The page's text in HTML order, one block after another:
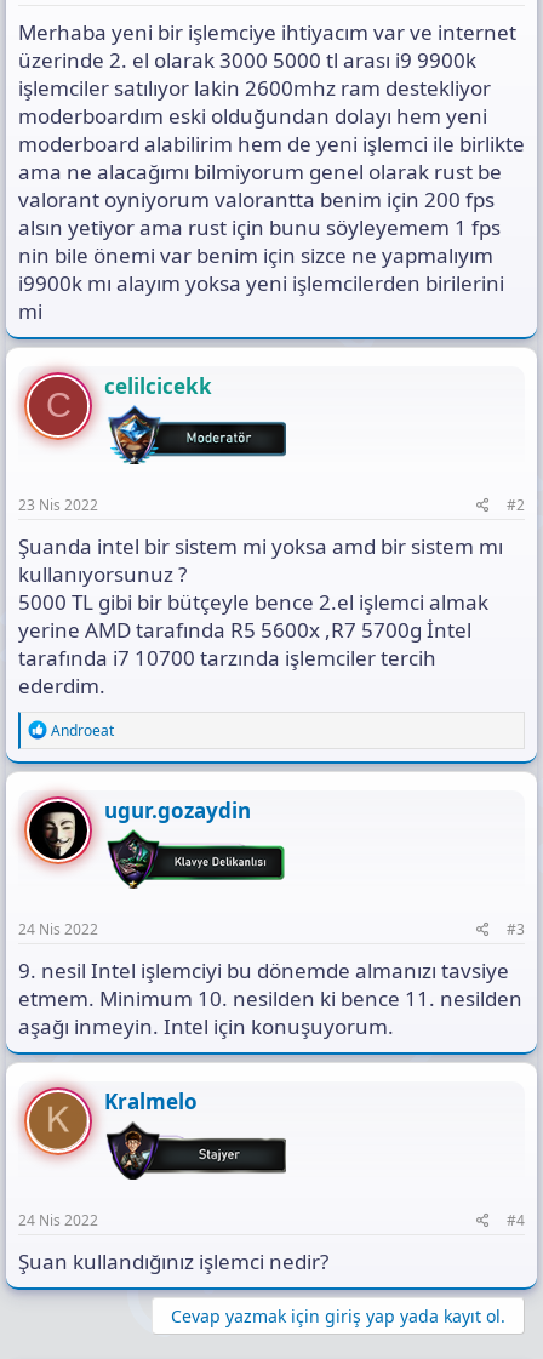
s
ı
ı
K
o
p
y
a
l
a
Merhaba yeni bir işlemciye ihtiyacım var ve internet
üzerinde 2. el olarak 3000 5000 tl arası i9 9900k
işlemciler satılıyor lakin 2600mhz ram destekliyor
moderboardım eski olduğundan dolayı hem yeni
moderboard alabilirim hem de yeni işlemci ile birlikte
ama ne alacağımı bilmiyorum genel olarak rust be
valorant oyniyorum valorantta benim için 200 fps
alsın yetiyor ama rust için bunu söyleyemem 1 fps
nin bile önemi var benim için sizce ne yapmalıyım
i9900k mı alayım yoksa yeni işlemcilerden birilerini
mi
C celilcicekk
23 Nis 2022 #2
Şuanda intel bir sistem mi yoksa amd bir sistem mı
kullanıyorsunuz ?
5000 TL gibi bir bütçeyle bence 2.el işlemci almak
yerine AMD tarafında R5 5600x ,R7 5700g İntel
tarafında i7 10700 tarzında işlemciler tercih
ederdim.
R
e
a
c
t
i
o
n
Androeat
ugur.gozaydin
24 Nis 2022 #3
9. nesil Intel işlemciyi bu dönemde almanızı tavsiye
etmem. Minimum 10. nesilden ki bence 11. nesilden
aşağı inmeyin. Intel için konuşuyorum.
Kralmelo
24 Nis 2022 #4
Şuan kullandığınız işlemci nedir?
Cevap yazmak için giriş yap yada kayıt ol.